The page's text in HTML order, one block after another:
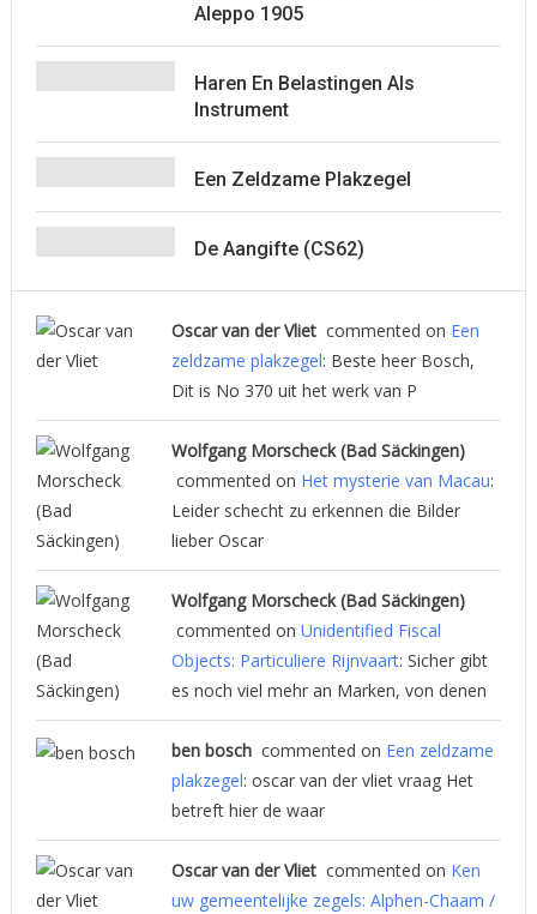
Aleppo 1905
Haren En Belastingen Als
Instrument
Een Zeldzame Plakzegel
De Aangifte (CS62)
Oscar van der Vlietcommented on Een
zeldzame plakzegel: Beste heer Bosch,
Dit is No 370 uit het werk van P
Wolfgang Morscheck (Bad Säckingen)
commented on Het mysterie van Macau:
Leider schecht zu erkennen die Bilder
lieber Oscar
Wolfgang Morscheck (Bad Säckingen)
commented on Unidentified Fiscal
Objects: Particuliere Rijnvaart: Sicher gibt
es noch viel mehr an Marken, von denen
ben boschcommented on Een zeldzame
plakzegel: oscar van der vliet vraag Het
betreft hier de waar
Oscar van der Vlietcommented on Ken
uw gemeentelijke zegels: Alphen-Chaam /